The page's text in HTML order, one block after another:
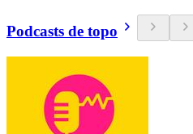
Podcasts de topo